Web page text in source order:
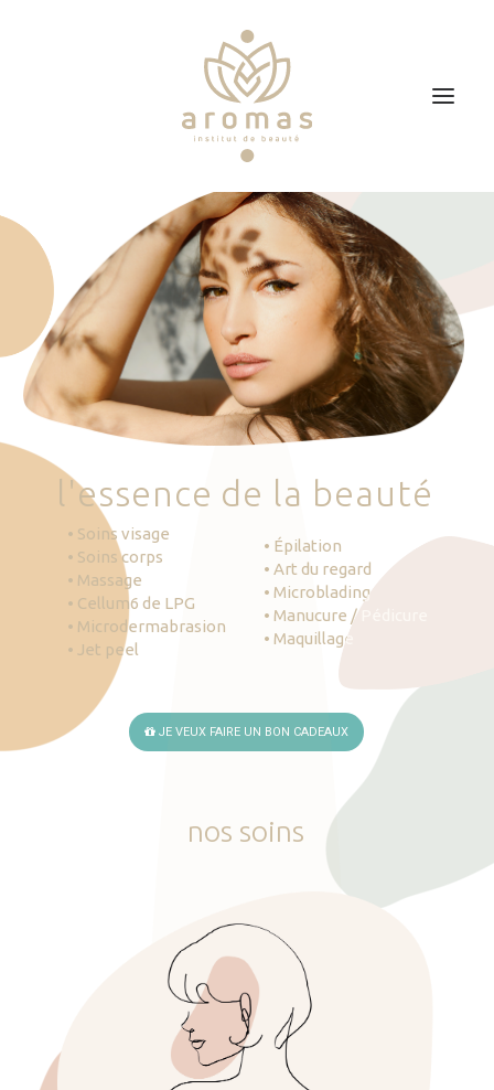
Soins
Je veux faire un bon cadeau
Plan d’accès
Prendre RDV
'essence de la beauté
• Soins visage
• Soins corps
• Massage
• Cellum6 de LPG
• Microdermabrasion
• Jet peel
• Épilation
• Art du regard
• Microblading
• Manucure / Pédicure
• Maquillage
JE VEUX FAIRE UN BON CADEAUX
nos soins